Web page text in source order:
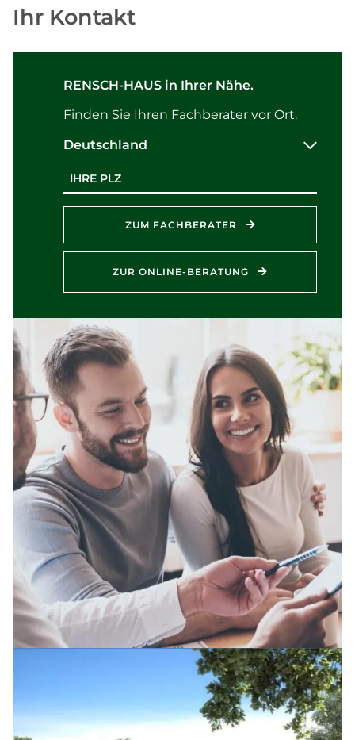
Ihr Kontakt
RENSCH-HAUS in Ihrer Nähe.
Finden Sie Ihren Fachberater vor Ort.
Deutschland
Postleitzahl
ZUM FACHBERATER
ZUR ONLINE-BERATUNG